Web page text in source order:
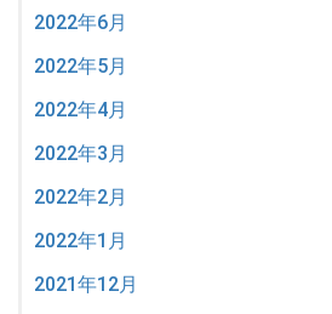
2022年6月
2022年5月
2022年4月
2022年3月
2022年2月
2022年1月
2021年12月